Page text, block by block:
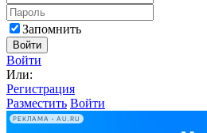
Запомнить
Войти
Войти
Или:
Регистрация
Разместить Войти
РЕКЛАМА • AU.RU